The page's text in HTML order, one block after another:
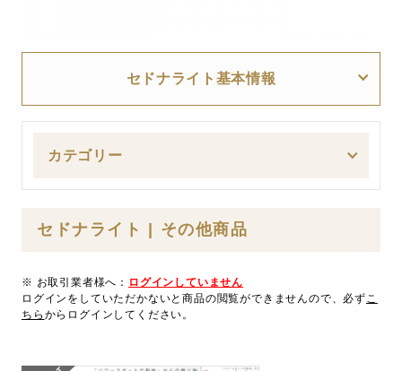
セドナライト基本情報
カテゴリー
セドナライト | その他商品
※ お取引業者様へ： ログインしていません
ログインをしていただかないと商品の閲覧ができませんので、必ずこ
ちら からログインしてください。